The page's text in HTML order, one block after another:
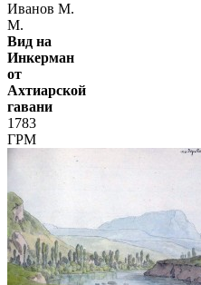
Иванов М.
М.
Вид на
Инкерман
от
Ахтиарской
гавани
1783
ГРМ